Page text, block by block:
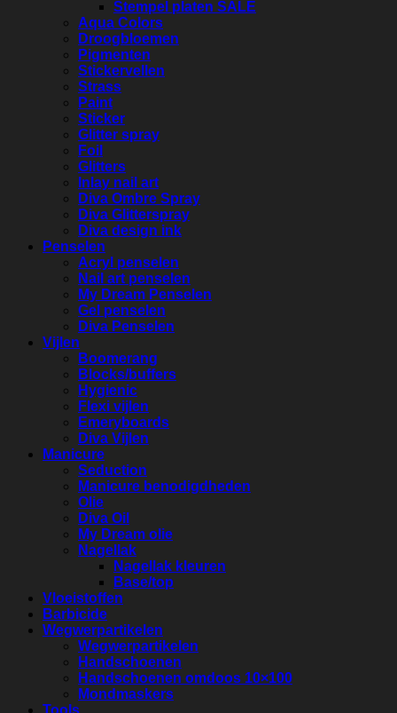
Stempel platen SALE
Aqua Colors
Droogbloemen
Pigmenten
Stickervellen
Strass
Paint
Sticker
Glitter spray
Foil
Glitters
Inlay nail art
Diva Ombre Spray
Diva Glitterspray
Diva design ink
Penselen
Acryl penselen
Nail art penselen
My Dream Penselen
Gel penselen
Diva Penselen
Vijlen
Boomerang
Blocks/buffers
Hygienic
Flexi vijlen
Emeryboards
Diva Vijlen
Manicure
Seduction
Manicure benodigdheden
Olie
Diva Oil
My Dream olie
Nagellak
Nagellak kleuren
Base/top
Vloeistoffen
Barbicide
Wegwerpartikelen
Wegwerpartikelen
Handschoenen
Handschoenen omdoos 10×100
Mondmaskers